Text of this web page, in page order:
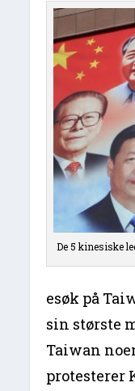
De 5 kinesiske
esøk på
sin største
Taiwan
protesterer